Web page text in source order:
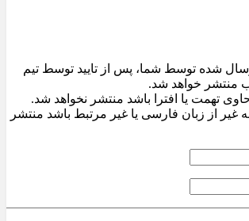
شده توسط شما، پس از تایید توسط تیم
منتشر خواهد شد.
تهمت یا افترا باشد منتشر نخواهد شد.
غیر از زبان فارسی یا غیر مرتبط باشد منتشر